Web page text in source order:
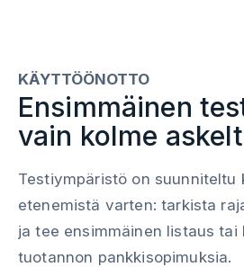
KÄYTTÖÖNOTTO
Ensimmäinen
vain kolme
Testiympäristö on suunniteltu
etenemistä varten: tarkista
ja tee ensimmäinen listaus tai
tuotannon pankkisopimuksia.